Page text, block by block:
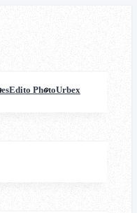
Edito PhotoUrbex